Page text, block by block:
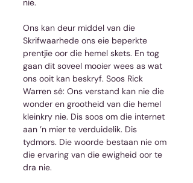
nie.
Ons kan deur middel van die
Skrifwaarhede ons eie beperkte
prentjie oor die hemel skets. En tog
gaan dit soveel mooier wees as wat
ons ooit kan beskryf. Soos Rick
Warren sê: Ons verstand kan nie die
wonder en grootheid van die hemel
kleinkry nie. Dis soos om die internet
aan ’n mier te verduidelik. Dis
tydmors. Die woorde bestaan nie om
die ervaring van die ewigheid oor te
dra nie.